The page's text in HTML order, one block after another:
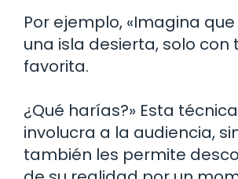
Por ejemplo, «Imagina
una isla desierta, solo con
favorita.
¿Qué harías?» Esta
involucra a la audiencia,
también les permite